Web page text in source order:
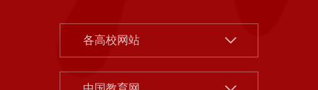
各高校网站
北京大学
清华大学
中国人民大学
中国社会科学院